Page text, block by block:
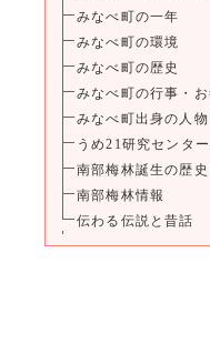
みなべ町の一年
みなべ町の環境
みなべ町の歴史
みなべ町の行事・
みなべ町出身の人物
うめ21研究センター
南部梅林誕生の歴史
南部梅林情報
伝わる伝説と昔話